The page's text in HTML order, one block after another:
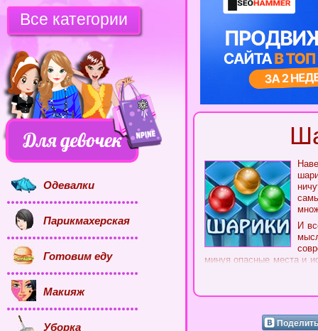
И
минуя опасные места и
Легендарная женская
ответ придет совсем
Все категории
Одевалки
Парикмахерская
Готовим еду
Макияж
Уборка